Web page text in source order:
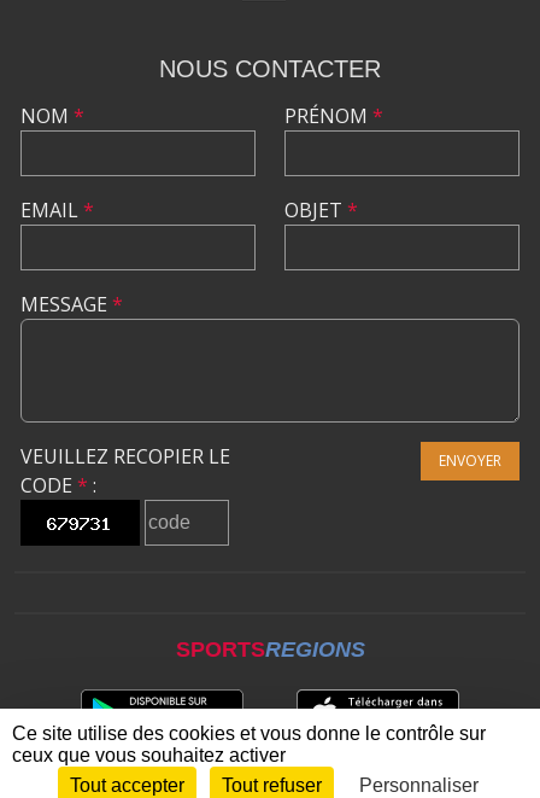
NOUS CONTACTER
NOM *
EMAIL*
PRÉNOM *
OBJET *
MESSAGE *
VEUILLEZ RECOPIER LE
CODE * :
ENVOYER
SPORTSREGIONS
Envie de participer ? CONNEXION
Ce site utilise des cookies et vous donne le contrôle sur
ceux que vous souhaitez activer
Tout accepter
Tout refuser Personnaliser